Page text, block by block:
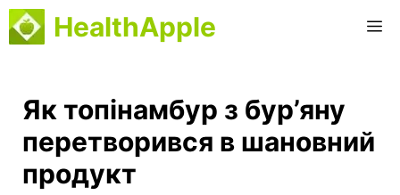
Перейти
до
HealthApple
Як топінамбур з бур’яну
перетворився в шановний
продукт